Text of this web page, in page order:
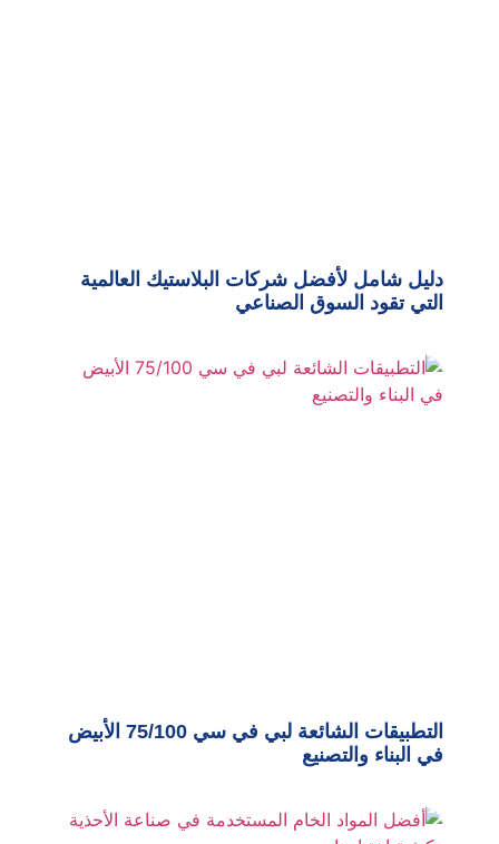
دليل شامل لأفضل شركات البلاستيك العالمية
التي تقود السوق الصناعي
التطبيقات الشائعة لبي في سي 75/100 الأبيض
في البناء والتصنيع